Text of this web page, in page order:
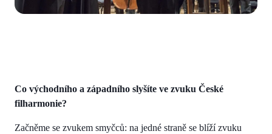
Co východního a západního slyšíte ve zvuku České
filharmonie?
Začněme se zvukem smyčců: na jedné straně se blíží zvuku